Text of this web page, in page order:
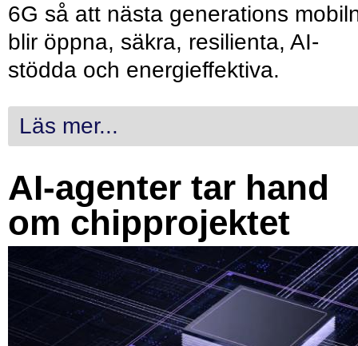
6G så att nästa generations
blir öppna, säkra, resilienta, AI-
stödda och energieffektiva.
Läs mer...
AI-agenter tar hand
om chipprojektet